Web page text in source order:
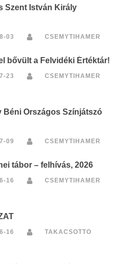
Szent István Király
03 CSEMYTIHAMER
bővült a Felvidéki Értéktár!
23 CSEMYTIHAMER
Béni Országos Színjátszó
09 CSEMYTIHAMER
tábor – felhívás, 2026
16 CSEMYTIHAMER
16 TAKACSOTTO